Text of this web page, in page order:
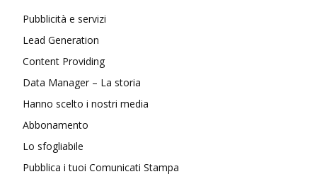
Pubblicità e servizi
Lead Generation
Content Providing
Data Manager – La storia
Hanno scelto i nostri media
Abbonamento
Lo sfogliabile
Pubblica i tuoi Comunicati Stampa